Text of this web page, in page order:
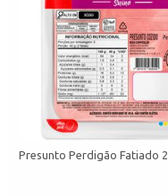
Presunto Perdigão Fatiado